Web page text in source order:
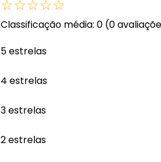
☆☆☆☆☆
Classificação média: 0 (0
5 estrelas
4 estrelas
3 estrelas
2 estrelas